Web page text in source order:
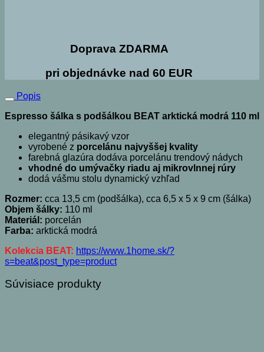
Doprava ZDARMA
pri objednávke nad 60 EUR
Popis
Espresso šálka s podšálkou BEAT arktická modrá 110 ml
elegantný pásikavý vzor
vyrobené z porcelánu najvyššej kvality
farebná glazúra dodáva porcelánu trendový nádych
vhodné do umývačky riadu aj mikrovlnnej rúry
dodá vášmu stolu dynamický vzhľad
Rozmer: cca 13,5 cm (podšálka), cca 6,5 x 5 x 9 cm (šálka)
Objem šálky: 110 ml
Materiál: porcelán
Farba: arktická modrá
Kolekcia BEAT: https://www.1home.sk/?
s=beat&post_type=product
Súvisiace produkty